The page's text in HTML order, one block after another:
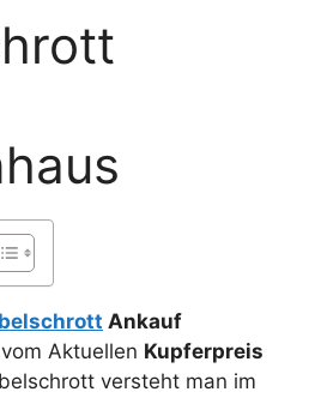
Ankauf
Aktuellen Kupferpreis
versteht man im